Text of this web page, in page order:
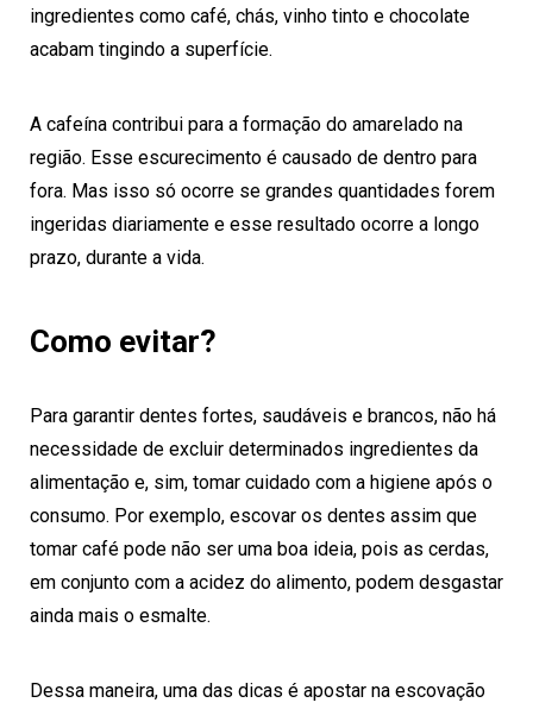
ingredientes como café, chás, vinho tinto e chocolate
acabam tingindo a superfície.
A cafeína contribui para a formação do amarelado na
região. Esse escurecimento é causado de dentro para
fora. Mas isso só ocorre se grandes quantidades forem
ingeridas diariamente e esse resultado ocorre a longo
prazo, durante a vida.
Como evitar?
Para garantir dentes fortes, saudáveis e brancos, não há
necessidade de excluir determinados ingredientes da
alimentação e, sim, tomar cuidado com a higiene após o
consumo. Por exemplo, escovar os dentes assim que
tomar café pode não ser uma boa ideia, pois as cerdas,
em conjunto com a acidez do alimento, podem desgastar
ainda mais o esmalte.
Dessa maneira, uma das dicas é apostar na escovação